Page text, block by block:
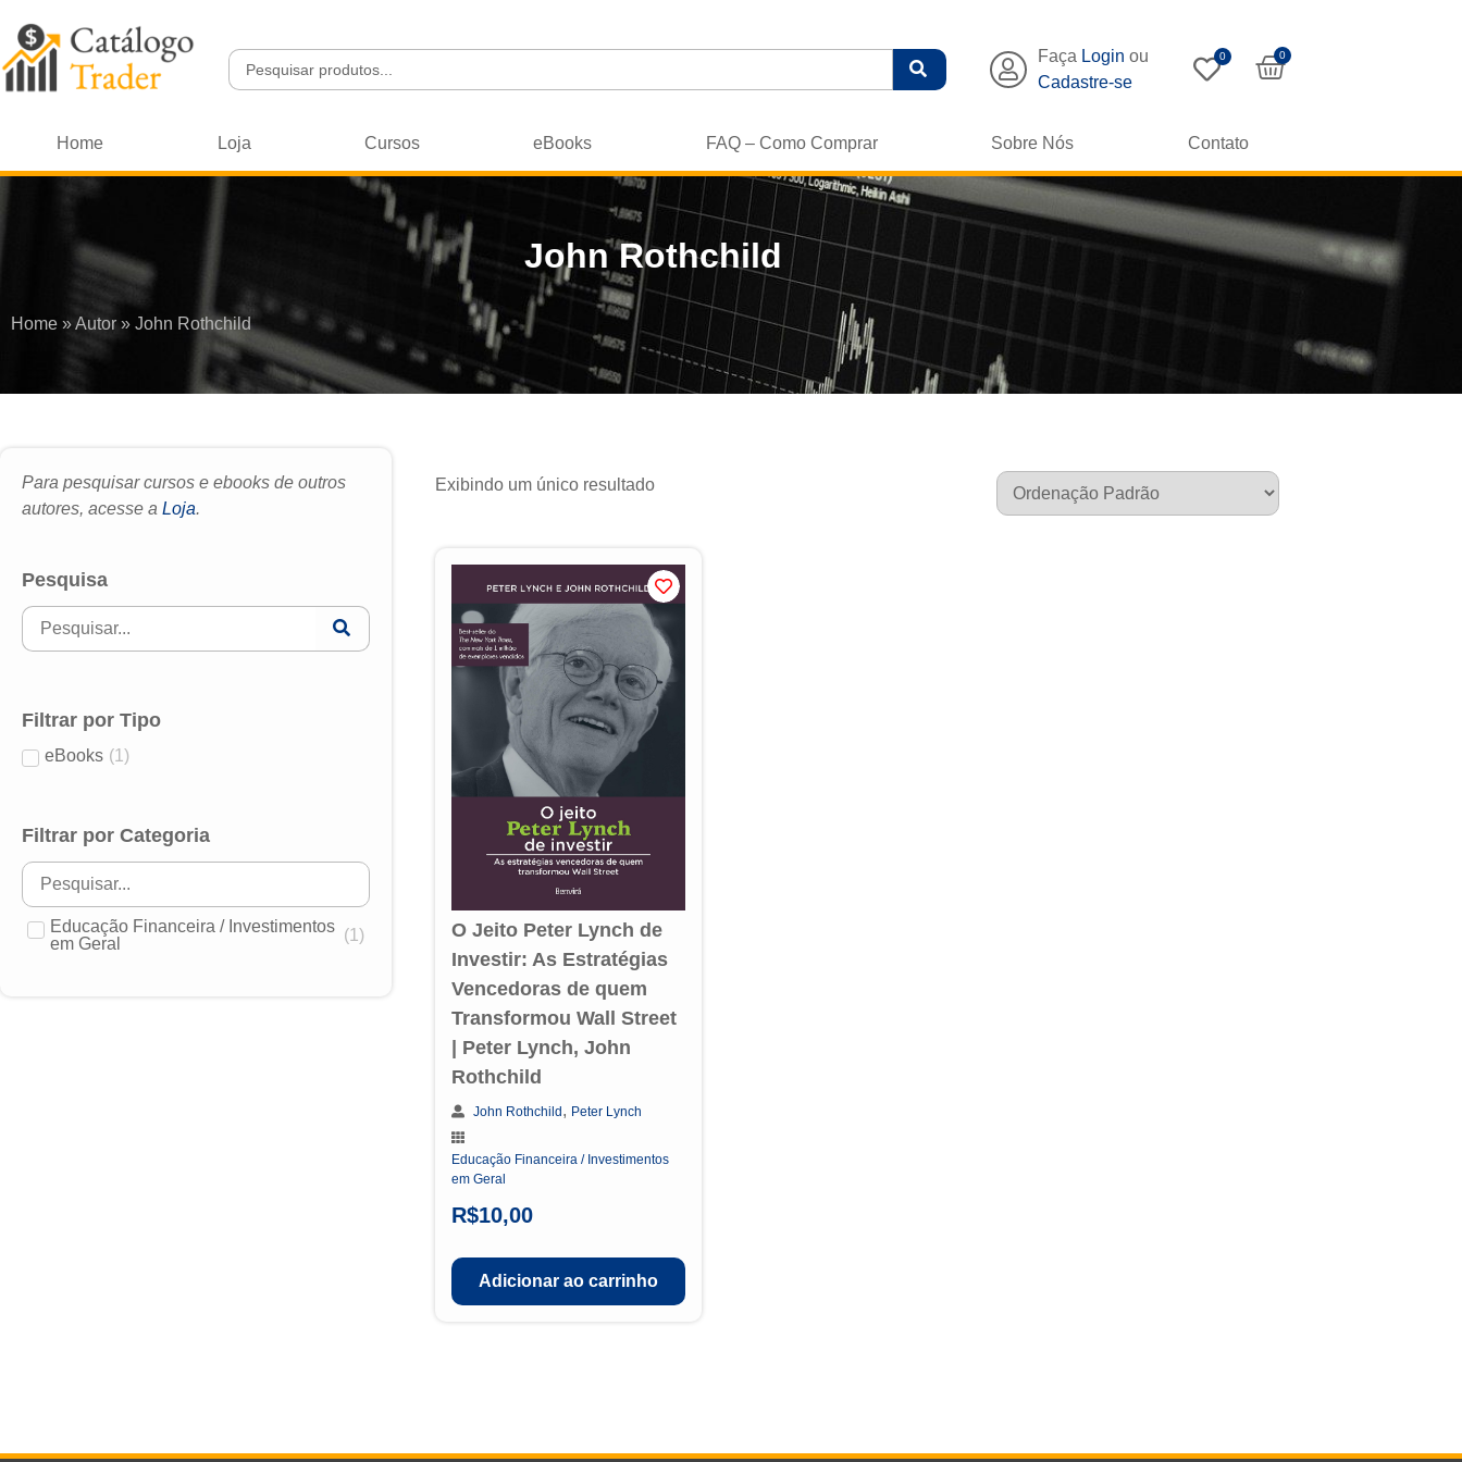
Faça Login ou
Cadastre-se
0 0
Home Loja Cursos eBooks FAQ – Como Comprar Sobre Nós Contato
John Rothchild
Home »Autor » John Rothchild
Para pesquisar cursos e ebooks de outros
autores, acesse a Loja.
Pesquisa
Filtrar por Tipo
eBooks (1 )
Filtrar por Categoria
Educação Financeira / Investimentos
em Geral
(1 )
Exibindo um único resultado
O Jeito Peter Lynch de
Investir: As Estratégias
Vencedoras de quem
Transformou Wall Street
| Peter Lynch, John
Rothchild
John Rothchild , Peter Lynch
Educação Financeira / Investimentos
em Geral
R$10,00
Adicionar ao carrinho